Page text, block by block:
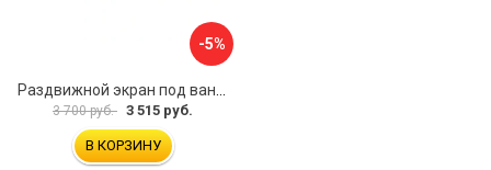
-5%
3 700 руб. 3 515 руб.
В КОРЗИНУ